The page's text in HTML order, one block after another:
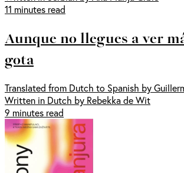
11 minutes read
Aunque no llegues a ver
gota
Translated from Dutch to Spanish by
Written in Dutch by Rebekka de Wit
9 minutes read